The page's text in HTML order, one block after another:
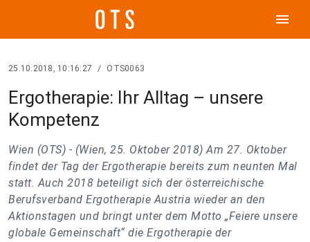
menu
25.10.2018, 10:16:27 / OTS0063
Ergotherapie: Ihr Alltag – unsere
Kompetenz
Wien (OTS) - (Wien, 25. Oktober 2018) Am 27. Oktober
findet der Tag der Ergotherapie bereits zum neunten Mal
statt. Auch 2018 beteiligt sich der österreichische
Berufsverband Ergotherapie Austria wieder an den
Aktionstagen und bringt unter dem Motto „Feiere unsere
globale Gemeinschaft“ die Ergotherapie der